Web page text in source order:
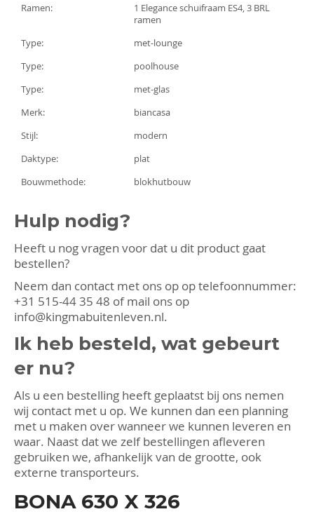
Ramen:
1 Elegance schuifraam ES4, 3 BRL
ramen
Type:
met-lounge
Type:
poolhouse
Type:
met-glas
Merk:
biancasa
Stijl:
modern
Daktype:
plat
Bouwmethode:
blokhutbouw
Hulp nodig?
Heeft u nog vragen voor dat u dit product gaat
bestellen?
Neem dan contact met ons op op telefoonnummer:
+31 515-44 35 48 of mail ons op
info@kingmabuitenleven.nl.
Ik heb besteld, wat gebeurt
er nu?
Als u een bestelling heeft geplaatst bij ons nemen
wij contact met u op. We kunnen dan een planning
met u maken over wanneer we kunnen leveren en
waar. Naast dat we zelf bestellingen afleveren
gebruiken we, afhankelijk van de grootte, ook
externe transporteurs.
BONA 630 X 326